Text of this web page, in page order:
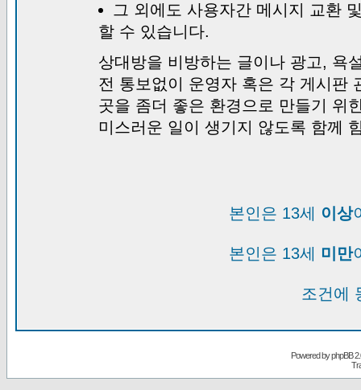
그 외에도 사용자간 메시지 교환
할 수 있습니다.
상대방을 비방하는 글이나 광고, 욕
전 통보없이 운영자 혹은 각 게시판
곳을 좀더 좋은 환경으로 만들기 위
미스러운 일이 생기지 않도록 함께
본인은 13세 이상
본인은 13세 미만
조건에
Powered byphpBB